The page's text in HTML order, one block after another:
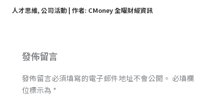
人才思維, 公司活動| 作者: CMoney 全曜財經資訊
發佈留言
發佈留言必須填寫的電子郵件地址不會公開。 必填欄
位標示為 *